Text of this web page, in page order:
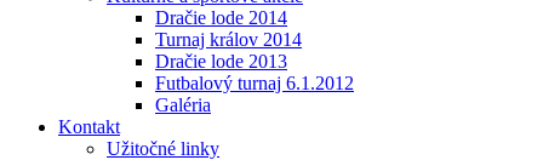
Dračie lode 2014
Turnaj králov 2014
Dračie lode 2013
Futbalový turnaj 6.1.2012
Galéria
Kontakt
Užitočné linky